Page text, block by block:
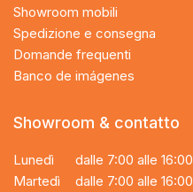
Showroom mobili
Spedizione e consegna
Domande frequenti
Banco de imágenes
Showroom & contatto
Lunedì
dalle 7:00 alle 16:00
Martedì
dalle 7:00 alle 16:00